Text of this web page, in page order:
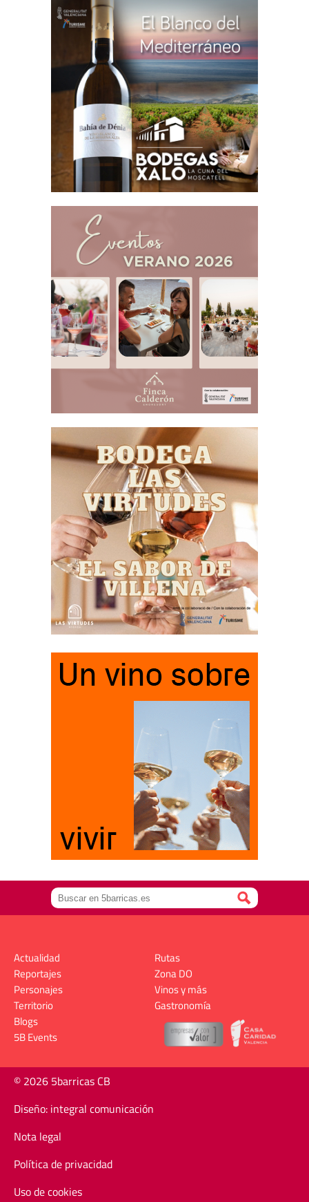
Actualidad
Reportajes
Personajes
Territorio
Rutas
Zona DO
Vinos y más
Gastronomía
Blogs
5B Events
© 2026 5barricas CB
Diseño: integral comunicación
Nota legal
Política de privacidad
Uso de cookies